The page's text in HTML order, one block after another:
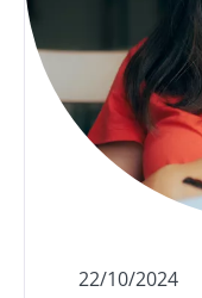
22/10/2024